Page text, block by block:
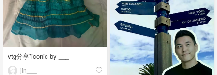
vtg分享*iconic by ___
jin___